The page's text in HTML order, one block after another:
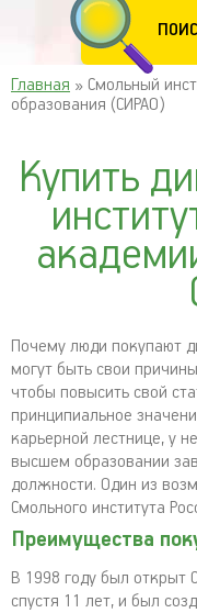
Главная » Смольный
образования (СИРАО)
Купить
Почему люди покупают
могут быть свои
чтобы повысить свой
принципиальное
карьерной лестнице, у
высшем образовании
должности. Один из
Смольного института
Преимущества
В 1998 году был открыт
спустя 11 лет, и был